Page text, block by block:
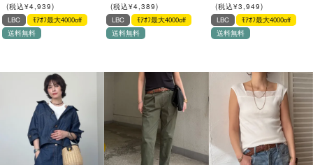
(税込¥4,939) (税込¥4,389) (税込¥3,949)
LBC
ﾓｱｵﾌ最大4000off
送料無料
LBC
ﾓｱｵﾌ最大4000off
送料無料
LBC
ﾓｱｵﾌ最大4000off
送料無料